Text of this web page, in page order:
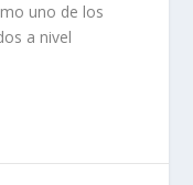
uno de los
a nivel